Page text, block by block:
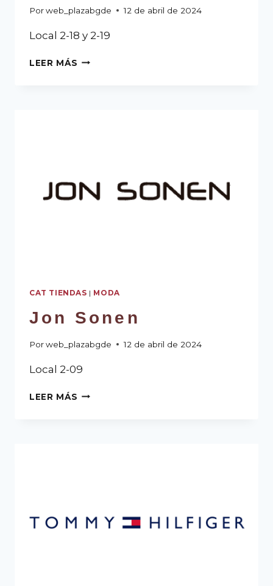
Porweb_plazabgde 12 de abril de 2024
Local 2-18 y 2-19
LEER MÁS
CAT TIENDAS | MODA
Jon Sonen
Porweb_plazabgde 12 de abril de 2024
Local 2-09
LEER MÁS